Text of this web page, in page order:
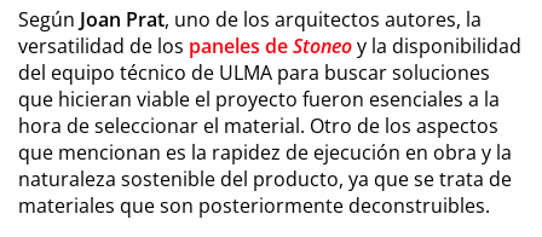
Según Joan Prat, uno de los arquitectos autores, la
versatilidad de los paneles deStoneoy la disponibilidad
del equipo técnico de ULMA para buscar soluciones
que hicieran viable el proyecto fueron esenciales a la
hora de seleccionar el material. Otro de los aspectos
que mencionan es la rapidez de ejecución en obra y la
naturaleza sostenible del producto, ya que se trata de
materiales que son posteriormente deconstruibles.